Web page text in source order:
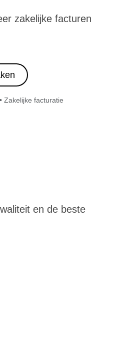
zakelijke facturen
Zakelijke facturatie
en de beste